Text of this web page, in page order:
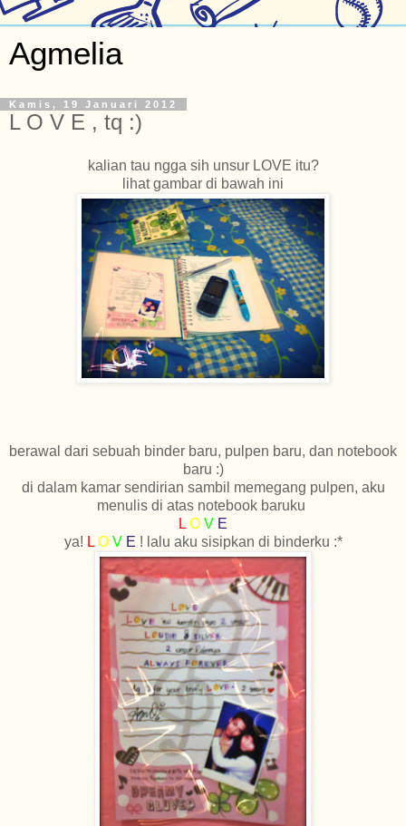
Agmelia
Kamis, 19 Januari 2012
L O V E , tq :)
kalian tau ngga sih unsur LOVE itu?
lihat gambar di bawah ini
berawal dari sebuah binder baru, pulpen baru, dan notebook
baru :)
di dalam kamar sendirian sambil memegang pulpen, aku
menulis di atas notebook baruku
L O V E
ya! L O V E ! lalu aku sisipkan di binderku :*